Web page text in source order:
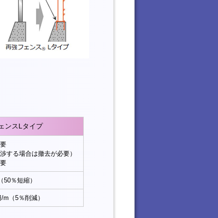
ンスLタイプ
する場合は撤去が必要）
50％短縮）
m（5％削減）